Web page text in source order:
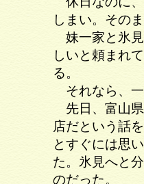
しまい。その
妹一家と氷見
しいと頼まれ
る。
それなら、一
先日、富山県
店だという話
とすぐには思
た。氷見へと
のだった。